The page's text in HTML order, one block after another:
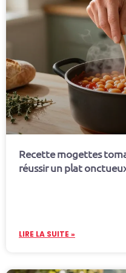
Recette mogettes
réussir un plat
LIRE LA SUITE »